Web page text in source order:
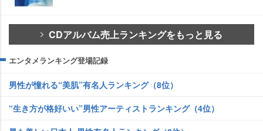
CDアルバム売上ランキングをもっと見る
エンタメランキング登場記録
男性が憧れる“美肌”有名人ランキング（8位）
“生き方が格好いい”男性アーティストランキング（4位）